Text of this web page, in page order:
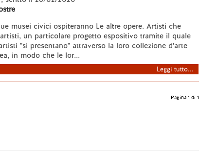
musei civici ospiteranno Le altre opere. Artisti che
un particolare progetto espositivo tramite il quale
"si presentano" attraverso la loro collezione d'arte
in modo che le lor...
Leggi tutto...
Pagina 1 di 1